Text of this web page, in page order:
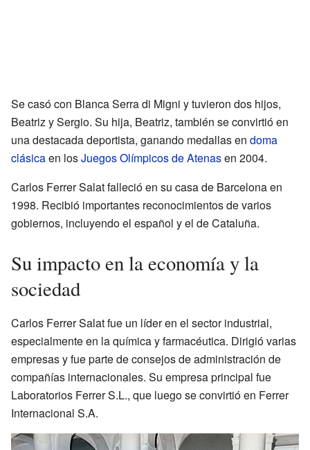
Se casó con Blanca Serra di Migni y tuvieron dos hijos,
Beatriz y Sergio. Su hija, Beatriz, también se convirtió en
una destacada deportista, ganando medallas en doma
clásicaen losJuegos Olímpicos de Atenasen 2004.
Carlos Ferrer Salat falleció en su casa de Barcelona en
1998. Recibió importantes reconocimientos de varios
gobiernos, incluyendo el español y el de Cataluña.
Su impacto en la economía y la
sociedad
Carlos Ferrer Salat fue un líder en el sector industrial,
especialmente en la química y farmacéutica. Dirigió varias
empresas y fue parte de consejos de administración de
compañías internacionales. Su empresa principal fue
Laboratorios Ferrer S.L., que luego se convirtió en Ferrer
Internacional S.A.